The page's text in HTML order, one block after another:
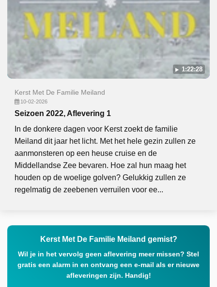
1:22:28
Kerst Met De Familie Meiland
10-02-2026
Seizoen 2022, Aflevering 1
In de donkere dagen voor Kerst zoekt de familie
Meiland dit jaar het licht. Met het hele gezin zullen ze
aanmonsteren op een heuse cruise en de
Middellandse Zee bevaren. Hoe zal hun maag het
houden op de woelige golven? Gelukkig zullen ze
regelmatig de zeebenen verruilen voor ee...
Kerst Met De Familie Meiland gemist?
Wil je in het vervolg geen aflevering meer missen? Stel
gratis een alarm in en ontvang een e-mail als er nieuwe
afleveringen zijn. Handig!